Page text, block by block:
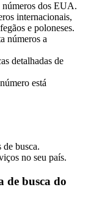
números dos EUA.
internacionais,
e poloneses.
números a
detalhadas de
está
de busca.
no seu país.
de busca do